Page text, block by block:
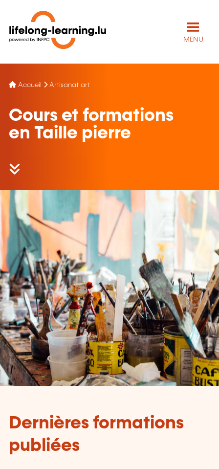
MENU
Accueil Artisanat art
Cours et formations
en Taille pierre
Dernières formations
publiées